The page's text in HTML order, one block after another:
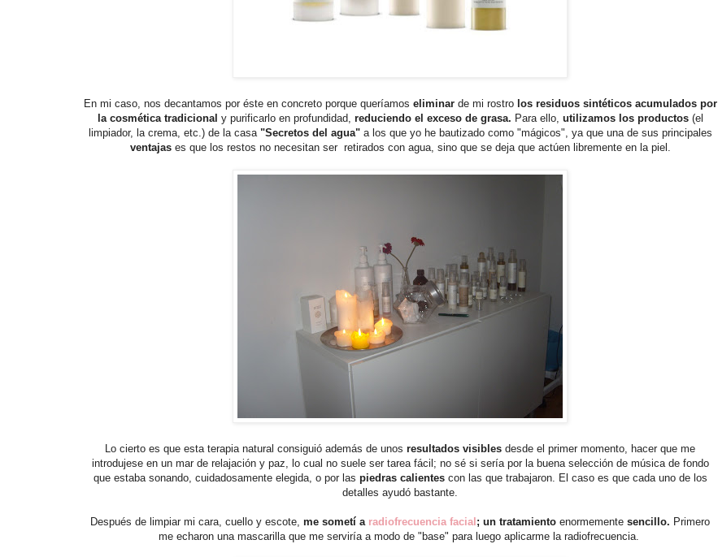
En mi caso, nos decantamos por éste en concreto porque queríamos eliminarde mi rostrolos residuos sintéticos acumulados por
la cosmética tradicional y purificarlo en profundidad, reduciendo el exceso de grasa. Para ello, utilizamos los productos(el
limpiador, la crema, etc.) de la casa "Secretos del agua"a los que yo he bautizado como "mágicos", ya que una de sus principales
ventajases que los restos no necesitan ser retirados con agua, sino que se deja que actúen libremente en la piel.
Lo cierto es que esta terapia natural consiguió además de unos resultados visibles desde el primer momento, hacer que me
introdujese en un mar de relajación y paz, lo cual no suele ser tarea fácil; no sé si sería por la buena selección de música de fondo
que estaba sonando, cuidadosamente elegida, o por las piedras calientescon las que trabajaron. El caso es que cada uno de los
detalles ayudó bastante.
Después de limpiar mi cara, cuello y escote, me sometí a radiofrecuencia facial; un tratamiento enormemente sencillo. Primero
me echaron una mascarilla que me serviría a modo de "base" para luego aplicarme la radiofrecuencia.